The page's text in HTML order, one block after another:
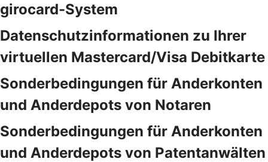
girocard-System
Datenschutzinformationen zu Ihrer
virtuellen Mastercard/Visa Debitkarte
Sonderbedingungen für Anderkonten
und Anderdepots von Notaren
Sonderbedingungen für Anderkonten
und Anderdepots von Patentanwälten